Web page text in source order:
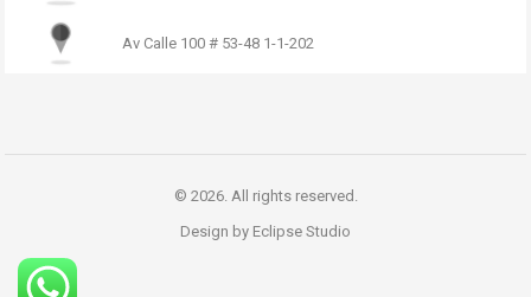
Av Calle 100 # 53-48 1-1-202
© 2026. All rights reserved.
Design by Eclipse Studio